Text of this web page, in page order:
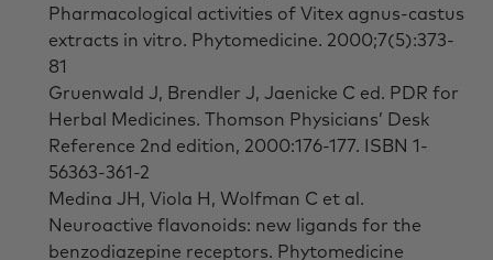
Pharmacological activities of Vitex agnus-castus
extracts in vitro. Phytomedicine. 2000;7(5):373-
81
Gruenwald J, Brendler J, Jaenicke C ed. PDR for
Herbal Medicines. Thomson Physicians’ Desk
Reference 2nd edition, 2000:176-177. ISBN 1-
56363-361-2
Medina JH, Viola H, Wolfman C et al.
Neuroactive flavonoids: new ligands for the
benzodiazepine receptors. Phytomedicine